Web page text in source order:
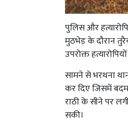
पुलिस और
मुठभेड़ के दौरान
उपरोक्त
सामने से भरथना
कर दिए जिसमें
राठी के सीने पर
सकी।